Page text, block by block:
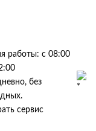
работы: с 08:00
без
сервис